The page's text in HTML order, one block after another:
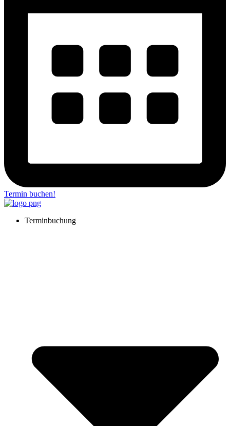
Termin buchen!
Terminbuchung